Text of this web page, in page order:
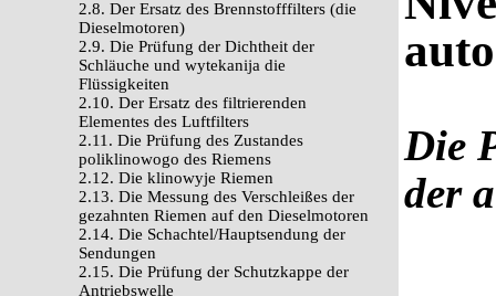
2.8. Der Ersatz des Brennstofffilters (die
Dieselmotoren)
2.9. Die Prüfung der Dichtheit der
Schläuche und wytekanija die
Flüssigkeiten
2.10. Der Ersatz des filtrierenden
Elementes des Luftfilters
2.11. Die Prüfung des Zustandes
poliklinowogo des Riemens
2.12. Die klinowyje Riemen
2.13. Die Messung des Verschleißes der
gezahnten Riemen auf den Dieselmotoren
2.14. Die Schachtel/Hauptsendung der
Sendungen
2.15. Die Prüfung der Schutzkappe der
Antriebswelle
Die
der